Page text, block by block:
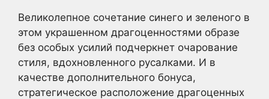
Великолепное сочетание синего и зеленого в
этом украшенном драгоценностями образе
без особых усилий подчеркнет очарование
стиля, вдохновленного русалками. И в
качестве дополнительного бонуса,
стратегическое расположение драгоценных